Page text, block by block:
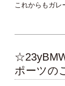
これからもガレ
ポーツの